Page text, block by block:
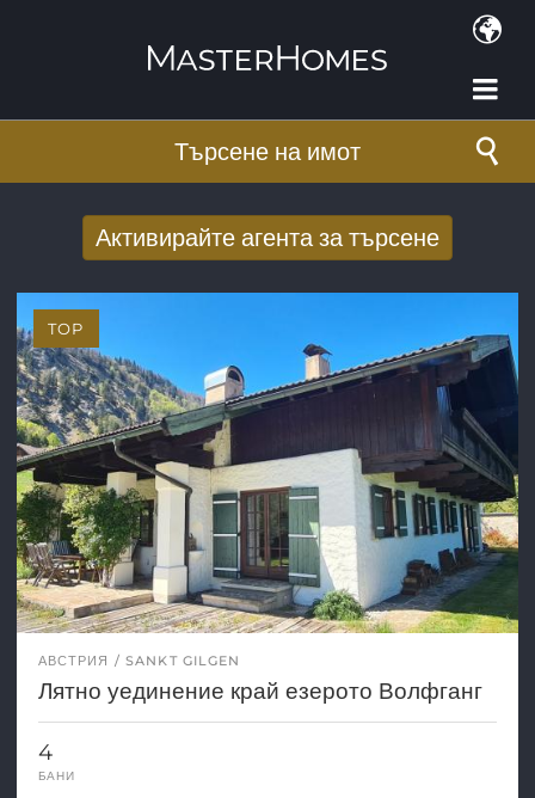
Търсене на имот
Активирайте агента за търсене
търсенето по имейл
E-mail адрес*
АВСТРИЯ SANKT GILGEN
Лятно уединение край езерото Волфганг
4
БАНИ
TOP